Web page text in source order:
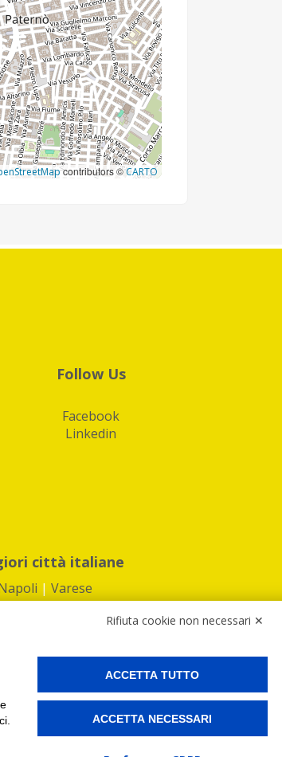
contributors ©CARTO
Follow Us
Facebook
Linkedin
città italiane
| Varese
Privacy|Preferenze Cookies
online e spedire i tuoi pacchi.
Rifiuta cookie non necessari ✕
ACCETTA TUTTO
ACCETTA NECESSARI